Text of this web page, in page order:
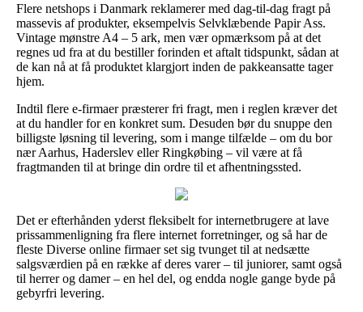
Flere netshops i Danmark reklamerer med dag-til-dag fragt på
massevis af produkter, eksempelvis Selvklæbende Papir Ass.
Vintage mønstre A4 – 5 ark, men vær opmærksom på at det
regnes ud fra at du bestiller forinden et aftalt tidspunkt, sådan at
de kan nå at få produktet klargjort inden de pakkeansatte tager
hjem.
Indtil flere e-firmaer præsterer fri fragt, men i reglen kræver det
at du handler for en konkret sum. Desuden bør du snuppe den
billigste løsning til levering, som i mange tilfælde – om du bor
nær Aarhus, Haderslev eller Ringkøbing – vil være at få
fragtmanden til at bringe din ordre til et afhentningssted.
Det er efterhånden yderst fleksibelt for internetbrugere at lave
prissammenligning fra flere internet forretninger, og så har de
fleste Diverse online firmaer set sig tvunget til at nedsætte
salgsværdien på en række af deres varer – til juniorer, samt også
til herrer og damer – en hel del, og endda nogle gange byde på
gebyrfri levering.